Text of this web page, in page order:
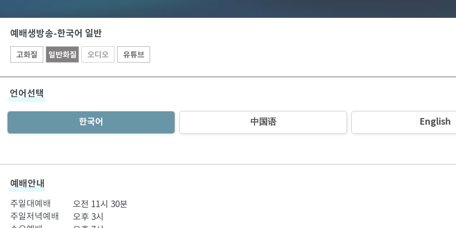
예배생방송-한국어 일반
고화질 일반화질 오디오 유튜브
언어선택
한국어 中国语 English
예배안내
주일대예배
오전 11시 30분
주일저녁예배
오후 3시